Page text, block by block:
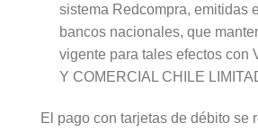
sistema Redcompra, emitidas
bancos nacionales, que
vigente para tales efectos con
Y COMERCIAL CHILE
El pago con tarjetas de débito se